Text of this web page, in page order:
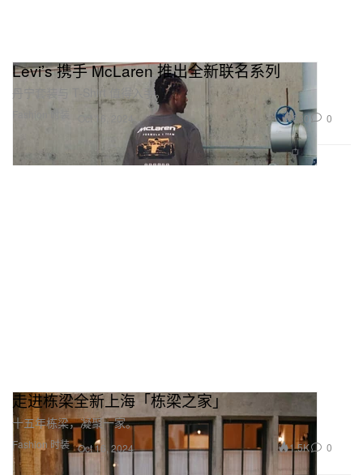
Fashion 时装
Levi’s 携手 McLaren 推出全新联名系列
丹宁套装与 T-Shirt 值得入手。
Oct 16, 2024 630 0
Fashion 时装
走进栋梁全新上海「栋梁之家」
十五年栋梁，凝聚一家。
Oct 16, 2024 1.5K 0